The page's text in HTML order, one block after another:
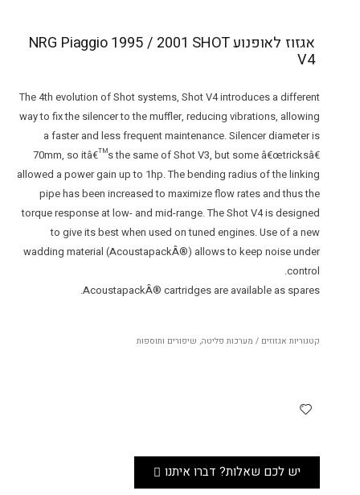
אגזוז לאופנוע NRG Piaggio 1995 / 2001 SHOT
V4
The 4th evolution of Shot systems, Shot V4 introduces a different
way to fix the silencer to the muffler, reducing vibrations, allowing
a faster and less frequent maintenance. Silencer diameter is
70mm, so itâ€™s the same of Shot V3, but some â€œtricksâ€
allowed a power gain up to 1hp. The bending radius of the linking
pipe has been increased to maximize flow rates and thus the
torque response at low- and mid-range. The Shot V4 is designed
to give its best when used on tuned engines. Use of a new
wadding material (AcoustapackÂ®) allows to keep noise under
control.
AcoustapackÂ® cartridges are available as spares.
קטגוריות אגזוזים / מערכות פליטה, שיפורים ותוספות
יש לכם שאלות? דברו איתנו